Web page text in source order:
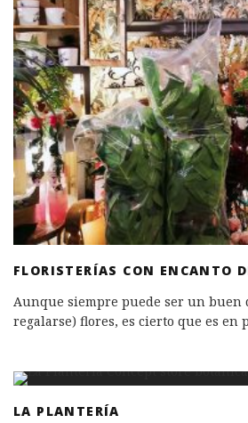
FLORISTERÍAS CON ENCANTO
Aunque siempre puede ser un buen
regalarse) flores, es cierto que es en
LA PLANTERÍA